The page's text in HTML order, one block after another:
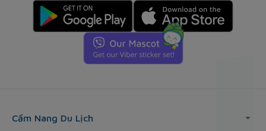
Cẩm Nang Du Lịch